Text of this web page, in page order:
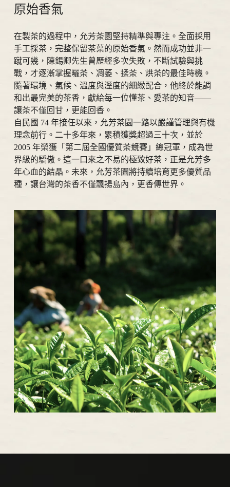
原始香氣
在製茶的過程中，允芳茶園堅持精準與專注。全面採用
手工採茶，完整保留茶葉的原始香氣。然而成功並非一
蹴可幾，陳錫卿先生曾歷經多次失敗，不斷試驗與挑
戰，才逐漸掌握曬茶、凋萎、揉茶、烘茶的最佳時機。
隨著環境、氣候、溫度與溼度的細緻配合，他終於能調
和出最完美的茶香，獻給每一位懂茶、愛茶的知音——
讓茶不僅回甘，更能回香。
自民國 74 年接任以來，允芳茶園一路以嚴謹管理與有機
理念前行。二十多年來，累積獲獎超過三十次，並於
2005 年榮獲「第二屆全國優質茶競賽」總冠軍，成為世
界級的驕傲。這一口來之不易的極致好茶，正是允芳多
年心血的結晶。未來，允芳茶園將持續培育更多優質品
種，讓台灣的茶香不僅飄揚島內，更香傳世界。